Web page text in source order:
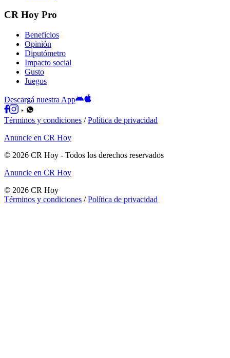
CR Hoy Pro
Beneficios
Opinión
Diputómetro
Impacto social
Gusto
Juegos
Descargá nuestra App
Términos y condiciones /Política de privacidad
Anuncie en CR Hoy
© 2026 CR Hoy - Todos los derechos reservados
Anuncie en CR Hoy
© 2026 CR Hoy
Términos y condiciones /Política de privacidad